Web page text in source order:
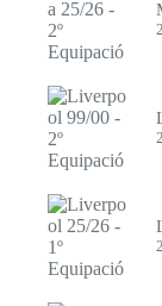
Italia
Japón
Juventus
Leeds
Levante
Lille
Liverpool
Mallorca
Manchester City
Manchester United
México
Milán
Mónaco
Monterrey